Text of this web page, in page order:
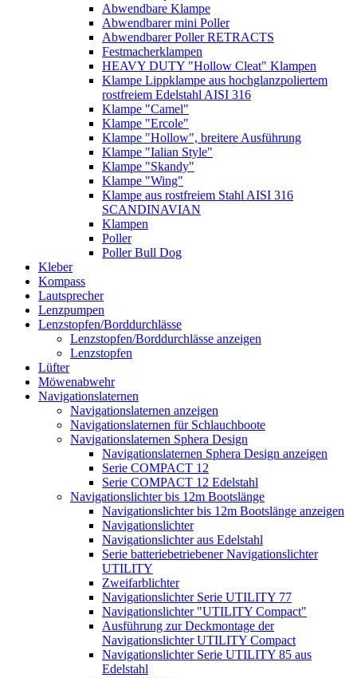
Abwendbare Klampe
Abwendbarer mini Poller
Abwendbarer Poller RETRACTS
Festmacherklampen
HEAVY DUTY "Hollow Cleat" Klampen
Klampe Lippklampe aus hochglanzpoliertem
rostfreiem Edelstahl AISI 316
Klampe "Camel"
Klampe "Ercole"
Klampe "Hollow", breitere Ausführung
Klampe "Ialian Style"
Klampe "Skandy"
Klampe "Wing"
Klampe aus rostfreiem Stahl AISI 316
SCANDINAVIAN
Klampen
Poller
Poller Bull Dog
Kleber
Kompass
Lautsprecher
Lenzpumpen
Lenzstopfen/Borddurchlässe
Lenzstopfen/Borddurchlässe anzeigen
Lenzstopfen
Lüfter
Möwenabwehr
Navigationslaternen
Navigationslaternen anzeigen
Navigationslaternen für Schlauchboote
Navigationslaternen Sphera Design
Navigationslaternen Sphera Design anzeigen
Serie COMPACT 12
Serie COMPACT 12 Edelstahl
Navigationslichter bis 12m Bootslänge
Navigationslichter bis 12m Bootslänge anzeigen
Navigationslichter
Navigationslichter aus Edelstahl
Serie batteriebetriebener Navigationslichter
UTILITY
Zweifarblichter
Navigationslichter Serie UTILITY 77
Navigationslichter "UTILITY Compact"
Ausführung zur Deckmontage der
Navigationslichter UTILITY Compact
Navigationslichter Serie UTILITY 85 aus
Edelstahl